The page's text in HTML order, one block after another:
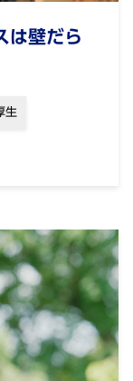
は壁だら
生